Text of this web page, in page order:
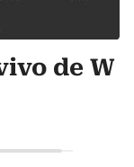
de W